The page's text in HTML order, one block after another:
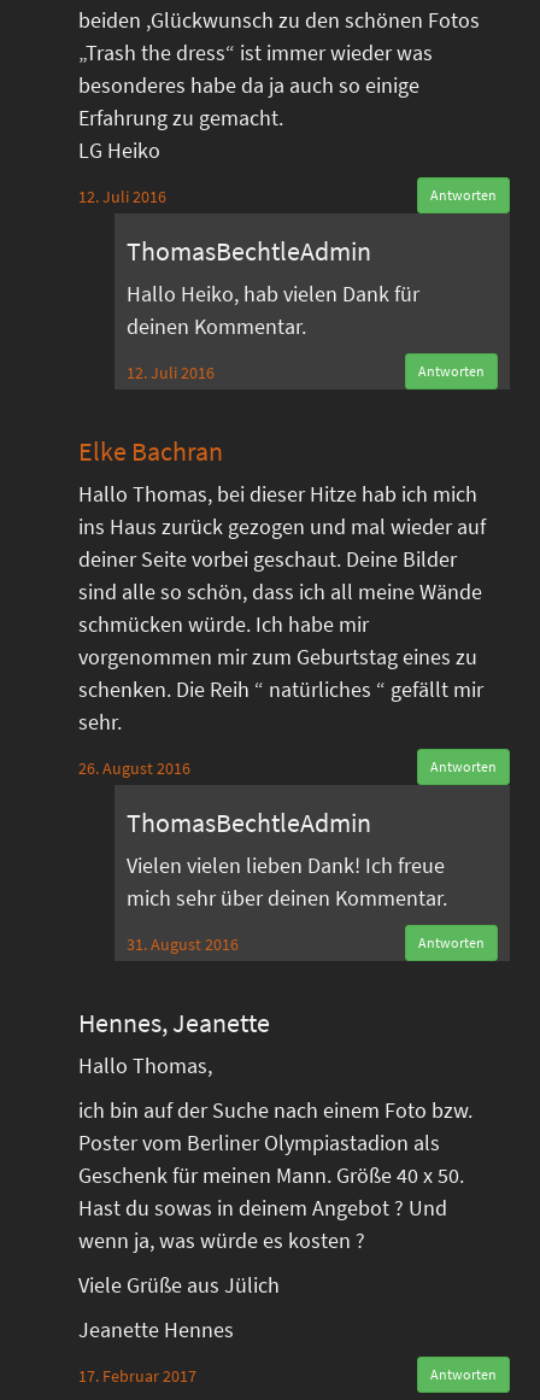
beiden ,Glückwunsch zu den schönen Fotos
„Trash the dress“ ist immer wieder was
besonderes habe da ja auch so einige
Erfahrung zu gemacht.
LG Heiko
12. Juli 2016 Antworten
ThomasBechtleAdmin
Hallo Heiko, hab vielen Dank für
deinen Kommentar.
12. Juli 2016 Antworten
Elke Bachran
Hallo Thomas, bei dieser Hitze hab ich mich
ins Haus zurück gezogen und mal wieder auf
deiner Seite vorbei geschaut. Deine Bilder
sind alle so schön, dass ich all meine Wände
schmücken würde. Ich habe mir
vorgenommen mir zum Geburtstag eines zu
schenken. Die Reih “ natürliches “ gefällt mir
sehr.
26. August 2016 Antworten
ThomasBechtleAdmin
Vielen vielen lieben Dank! Ich freue
mich sehr über deinen Kommentar.
31. August 2016 Antworten
Hennes, Jeanette
Hallo Thomas,
ich bin auf der Suche nach einem Foto bzw.
Poster vom Berliner Olympiastadion als
Geschenk für meinen Mann. Größe 40 x 50.
Hast du sowas in deinem Angebot ? Und
wenn ja, was würde es kosten ?
Viele Grüße aus Jülich
Jeanette Hennes
17. Februar 2017 Antworten